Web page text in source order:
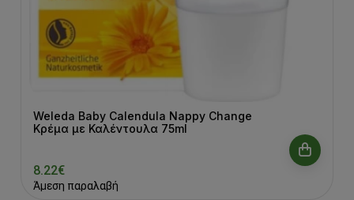
Weleda Baby Calendula Nappy Change
Κρέμα με Καλέντουλα 75ml
8.22€
Άμεση παραλαβή